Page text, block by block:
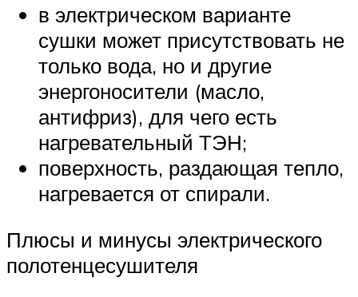
в электрическом варианте
сушки может присутствовать не
только вода, но и другие
энергоносители (масло,
антифриз), для чего есть
нагревательный ТЭН;
поверхность, раздающая тепло,
нагревается от спирали.
Плюсы и минусы электрического
полотенцесушителя